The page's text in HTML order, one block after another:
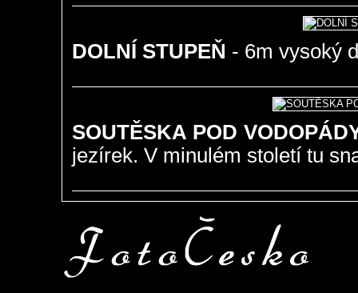
DOLNÍ STUPEŇ - 6m vysoký
SOUTĚSKA POD
jezírek. V minulém století tu